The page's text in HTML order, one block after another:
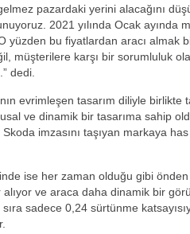
pazardaki yerini alacağını
2021 yılında Ocak ayında
yüzden bu fiyatlardan aracı almak
müşterilere karşı bir sorumluluk
dedi.
evrimleşen tasarım diliyle
ve dinamik bir tasarıma sahip
imzasını taşıyan markaya
ise her zaman olduğu gibi
ve araca daha dinamik bir
sadece 0,24 sürtünme